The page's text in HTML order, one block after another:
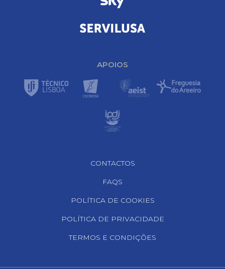
APOIOS
CONTACTOS
FAQS
POLÍTICA DE COOKIES
POLÍTICA DE PRIVACIDADE
TERMOS E CONDIÇÕES